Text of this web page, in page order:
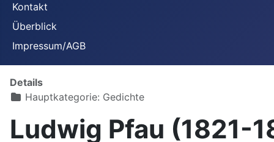
Kontakt
Überblick
Impressum/AGB
Details
Hauptkategorie: Gedichte
Ludwig Pfau (1821-